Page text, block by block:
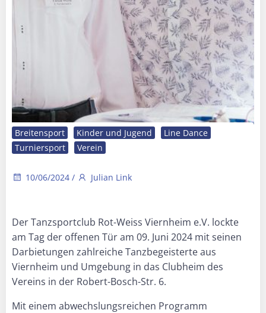
Breitensport Kinder und Jugend
Line Dance
Turniersport
Verein
10/06/2024 / Julian Link
Der Tanzsportclub Rot-Weiss Viernheim e.V. lockte
am Tag der offenen Tür am 09. Juni 2024 mit seinen
Darbietungen zahlreiche Tanzbegeisterte aus
Viernheim und Umgebung in das Clubheim des
Vereins in der Robert-Bosch-Str. 6.
Mit einem abwechslungsreichen Programm